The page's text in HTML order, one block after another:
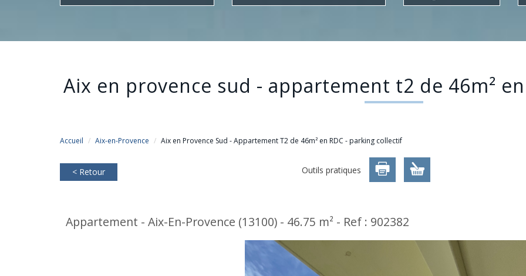
aix en provence sud - appartement t2 de 46m²
Accueil Aix-en-Provence Aix en Provence Sud - Appartement T2 de 46m² en RDC - parking collectif
< Retour Outils pratiques
Appartement - Aix-En-Provence (13100) - 46.75 m² - Ref : 902382